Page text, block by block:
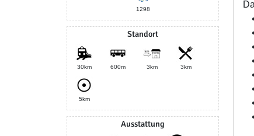
1298
Standort
30km 600m 3km 3km
5km
Ausstattung